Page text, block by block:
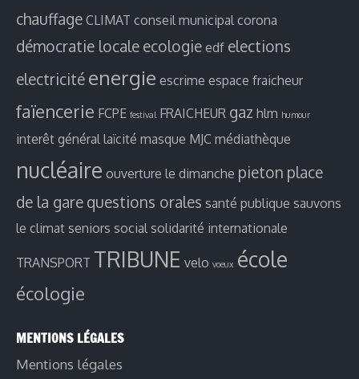
chauffage CLIMAT conseil municipal corona
démocratie locale ecologie edf elections
electricité energie escrime espace fraicheur
faïencerie FCPE festival FRAICHEUR gaz hlm humour
interêt général laïcité masque MJC médiathèque
nucléaire ouverture le dimanche pieton place
de la gare questions orales santé publique sauvons
le climat seniors social solidarité internationale
TRANSPORT TRIBUNE velo voeux école
écologie
MENTIONS LÉGALES
Mentions légales